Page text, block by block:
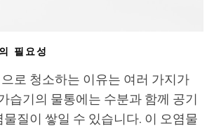
필요성
로 청소하는 이유는 여러 가지가
습기의 물통에는 수분과 함께 공기
질이 쌓일 수 있습니다. 이 오염물